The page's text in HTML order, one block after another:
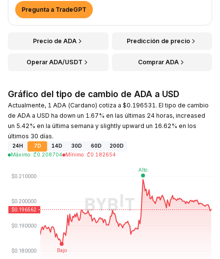
Pregunta a TradeGPT
Precio de ADA Predicción de precio
Operar ADA/USDT Comprar ADA
Gráfico del tipo de cambio de ADA a USD
Actualmente, 1 ADA (Cardano) cotiza a $0.196531. El tipo de cambio
de ADA a USD ha down un 1.67% en las últimas 24 horas, increased
un 5.42% en la última semana y slightly upward un 16.62% en los
últimos 30 días.
24H 7D 14D 30D 60D
200D
Máximo: ₾0.208704 Mínimo: ₾0.182654
Última actualización: 2026-08-09, 11:15 GMT+0